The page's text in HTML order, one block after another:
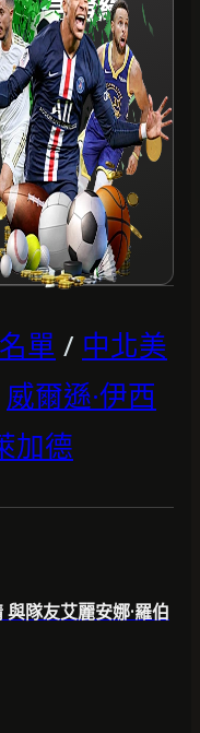
見證綠
。
單 / 中北美
威爾遜·伊西
加德
隊友艾麗安娜·羅伯